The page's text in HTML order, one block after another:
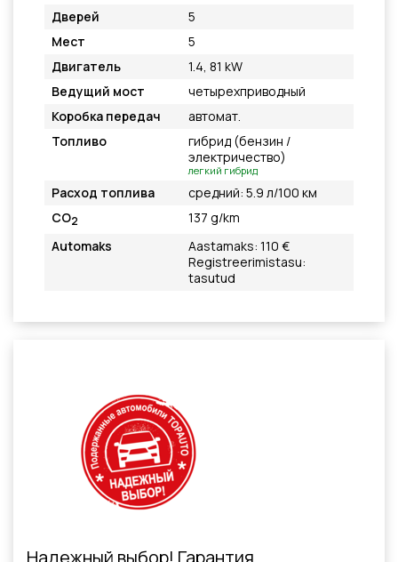
Дверей
5
Мест
5
Двигатель
1.4, 81 kW
Ведущий мост
четырехприводный
Коробка передач
автомат.
Топливо
гибрид (бензин /
электричество)
легкий гибрид
Расход топлива
средний: 5.9 л/100 км
CO2
137 g/km
Automaks
Aastamaks: 110 €
Registreerimistasu:
tasutud
Надежный выбор! Гарантия